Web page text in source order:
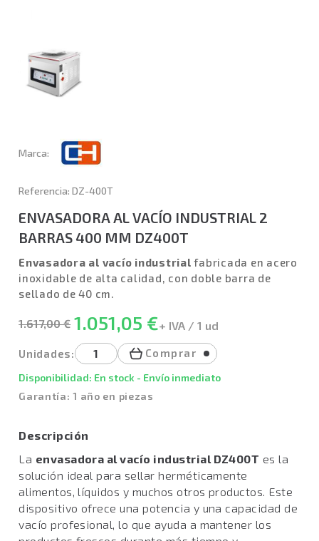
Marca:
Referencia: DZ-400T
ENVASADORA AL VACÍO INDUSTRIAL 2
BARRAS 400 MM DZ400T
Envasadora al vacío industrial fabricada en acero
inoxidable de alta calidad, con doble barra de
sellado de 40 cm.
1.617,00 € 1.051,05 €+ IVA / 1 ud
Unidades: Comprar
Disponibilidad: En stock - Envío inmediato
Garantía: 1 año en piezas
Descripción
La envasadora al vacío industrial DZ400T es la
solución ideal para sellar herméticamente
alimentos, líquidos y muchos otros productos. Este
dispositivo ofrece una potencia y una capacidad de
vacío profesional, lo que ayuda a mantener los